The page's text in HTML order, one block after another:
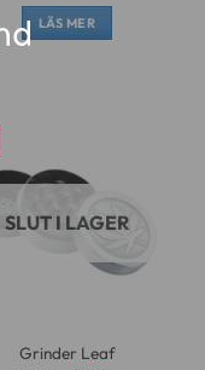
LÄS MER
SLUT I LAGER
Grinder Leaf